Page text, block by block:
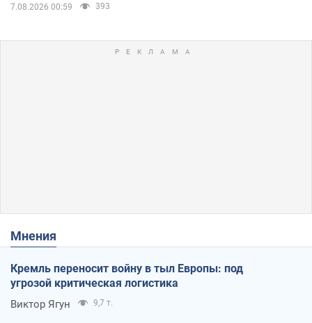
7.08.2026 00:59 393
Мнения
Кремль переносит войну в тыл Европы: под
угрозой критическая логистика
Виктор Ягун 9,7 т.